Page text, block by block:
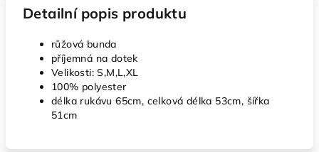
Detailní popis produktu
růžová bunda
příjemná na dotek
Velikosti: S,M,L,XL
100% polyester
délka rukávu 65cm, celková délka 53cm, šířka
51cm